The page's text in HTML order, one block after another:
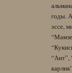
годы.
эссе,
“Ант”,